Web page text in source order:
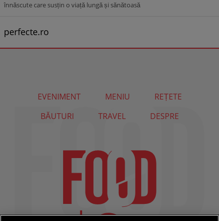
înnăscute care susțin o viață lungă și sănătoasă
perfecte.ro
EVENIMENT MENIU
REȚETE
BĂUTURI
TRAVEL DESPRE